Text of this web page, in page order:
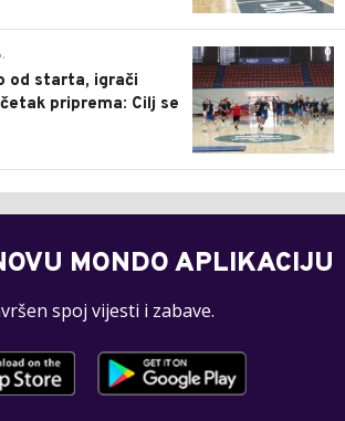
0
od starta, igrači
priprema: Cilj se
MONDO APLIKACIJU
spoj vijesti i zabave.